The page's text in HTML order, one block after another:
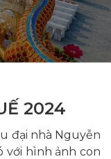
2024
đại nhà Nguyễn
với hình ảnh con